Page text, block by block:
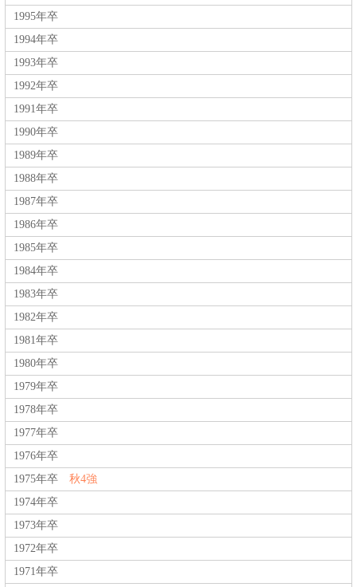
1995年卒
1994年卒
1993年卒
1992年卒
1991年卒
1990年卒
1989年卒
1988年卒
1987年卒
1986年卒
1985年卒
1984年卒
1983年卒
1982年卒
1981年卒
1980年卒
1979年卒
1978年卒
1977年卒
1976年卒
1975年卒 秋4強
1974年卒
1973年卒
1972年卒
1971年卒